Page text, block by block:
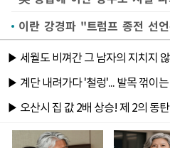
이란 강경파 "트럼프 종전 선